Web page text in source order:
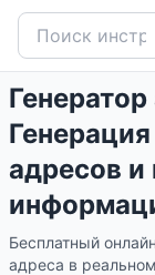
адресов
Бесплатный
адреса в